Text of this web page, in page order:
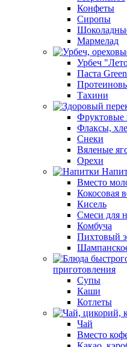
Конфеты
Сиропы
Мармелад
Урбеч
Паста
Тахини
Флаксы,
Снеки
Вяленые
Орехи
Вместо
Кокосовая
Кисель
Смеси для
Комбуча
Пихтовый
приготовления
Супы
Каши
Котлеты
Чай
Вместо